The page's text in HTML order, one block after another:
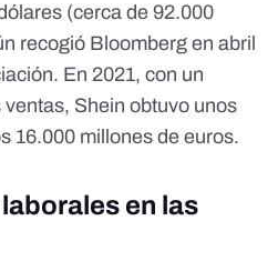
(cerca de 92.000
recogió Bloomberg en abril
. En 2021, con un
Shein obtuvo unos
16.000 millones de euros.
en las